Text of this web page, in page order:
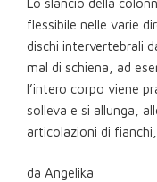
flessibile nelle varie
dischi intervertebrali
mal di schiena, ad
l’intero corpo viene
solleva e si allunga,
articolazioni di
da Angelika